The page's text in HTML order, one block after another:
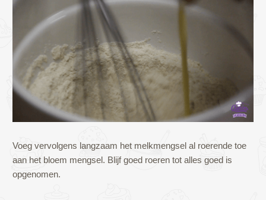
Voeg vervolgens langzaam het melkmengsel al roerende toe
aan het bloem mengsel. Blijf goed roeren tot alles goed is
opgenomen.